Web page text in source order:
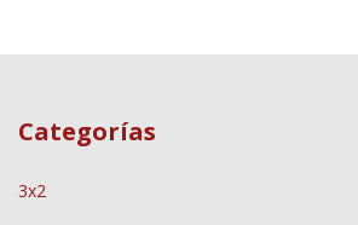
Categorías
3x2